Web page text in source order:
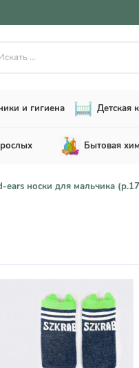
и гигиена Детская
Бытовая
ears носки для мальчика